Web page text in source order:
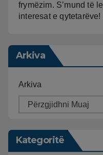
frymëzim. S’mund të
interesat e
Arkiva
Arkiva
Kategoritë